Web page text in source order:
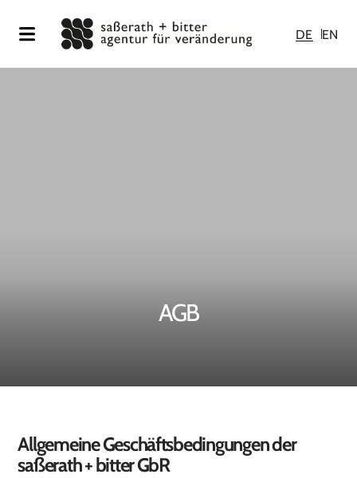
DE EN
AGB
Allgemeine Geschäftsbedingungen der
saßerath + bitter GbR